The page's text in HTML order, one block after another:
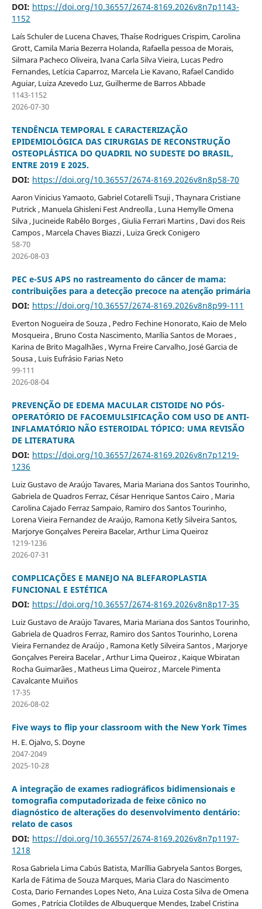
DOI: https://doi.org/10.36557/2674-8169.2026v8n7p1143-
1152
Laís Schuler de Lucena Chaves, Thaíse Rodrigues Crispim, Carolina
Grott, Camila Maria Bezerra Holanda, Rafaella pessoa de Morais,
Silmara Pacheco Oliveira, Ivana Carla Silva Vieira, Lucas Pedro
Fernandes, Letícia Caparroz, Marcela Lie Kavano, Rafael Candido
Aguiar, Luiza Azevedo Luz, Guilherme de Barros Abbade
1143-1152
2026-07-30
TENDÊNCIA TEMPORAL E CARACTERIZAÇÃO
EPIDEMIOLÓGICA DAS CIRURGIAS DE RECONSTRUÇÃO
OSTEOPLÁSTICA DO QUADRIL NO SUDESTE DO BRASIL,
ENTRE 2019 E 2025.
DOI: https://doi.org/10.36557/2674-8169.2026v8n8p58-70
Aaron Vinicius Yamaoto, Gabriel Cotarelli Tsuji , Thaynara Cristiane
Putrick , Manuela Ghisleni Fest Andreolla , Luna Hemylle Omena
Silva , Jucineide Rabêlo Borges , Giulia Ferrari Martins , Davi dos Reis
Campos , Marcela Chaves Biazzi , Luiza Greck Conigero
58-70
2026-08-03
PEC e-SUS APS no rastreamento do câncer de mama:
contribuições para a detecção precoce na atenção primária
DOI: https://doi.org/10.36557/2674-8169.2026v8n8p99-111
Everton Nogueira de Souza , Pedro Fechine Honorato, Kaio de Melo
Mosqueira , Bruno Costa Nascimento, Marília Santos de Moraes ,
Karina de Brito Magalhães , Wyrna Freire Carvalho, José Garcia de
Sousa , Luis Eufrásio Farias Neto
99-111
2026-08-04
PREVENÇÃO DE EDEMA MACULAR CISTOIDE NO PÓS-
OPERATÓRIO DE FACOEMULSIFICAÇÃO COM USO DE ANTI-
INFLAMATÓRIO NÃO ESTEROIDAL TÓPICO: UMA REVISÃO
DE LITERATURA
DOI: https://doi.org/10.36557/2674-8169.2026v8n7p1219-
1236
Luiz Gustavo de Araújo Tavares, Maria Mariana dos Santos Tourinho,
Gabriela de Quadros Ferraz, César Henrique Santos Cairo , Maria
Carolina Cajado Ferraz Sampaio, Ramiro dos Santos Tourinho,
Lorena Vieira Fernandez de Araújo, Ramona Ketly Silveira Santos,
Marjorye Gonçalves Pereira Bacelar, Arthur Lima Queiroz
1219-1236
2026-07-31
COMPLICAÇÕES E MANEJO NA BLEFAROPLASTIA
FUNCIONAL E ESTÉTICA
DOI: https://doi.org/10.36557/2674-8169.2026v8n8p17-35
Luiz Gustavo de Araújo Tavares, Maria Mariana dos Santos Tourinho,
Gabriela de Quadros Ferraz, Ramiro dos Santos Tourinho, Lorena
Vieira Fernandez de Araújo , Ramona Ketly Silveira Santos , Marjorye
Gonçalves Pereira Bacelar , Arthur Lima Queiroz , Kaique Wbiratan
Rocha Guimarães , Matheus Lima Queiroz , Marcele Pimenta
Cavalcante Muiños
17-35
2026-08-02
Five ways to flip your classroom with the New York Times
H. E. Ojalvo, S. Doyne
2047-2049
2025-10-28
A integração de exames radiográficos bidimensionais e
tomografia computadorizada de feixe cônico no
diagnóstico de alterações do desenvolvimento dentário:
relato de casos
DOI: https://doi.org/10.36557/2674-8169.2026v8n7p1197-
1218
Rosa Gabriela Lima Cabús Batista, Maríllia Gabryela Santos Borges,
Karla de Fátima de Souza Marques, Maria Clara do Nascimento
Costa, Dario Fernandes Lopes Neto, Ana Luiza Costa Silva de Omena
Gomes , Patrícia Clotildes de Albuquerque Mendes, Izabel Cristina